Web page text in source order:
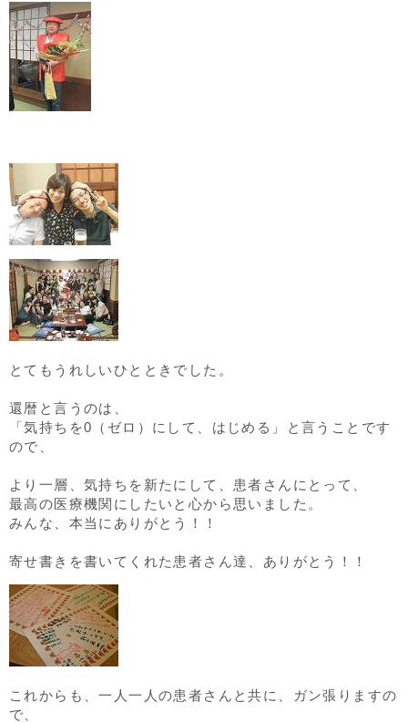
とてもうれしいひとときでした。
還暦と言うのは、
「気持ちを0（ゼロ）にして、はじめる」と言うことです
ので、
より一層、気持ちを新たにして、患者さんにとって、
最高の医療機関にしたいと心から思いました。
みんな、本当にありがとう！！
寄せ書きを書いてくれた患者さん達、ありがとう！！
これからも、一人一人の患者さんと共に、ガン張りますの
で、